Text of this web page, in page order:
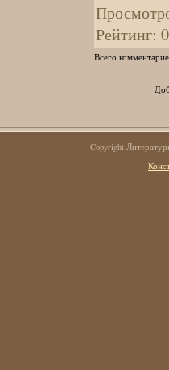
Рейтинг:
Всего
Copyright